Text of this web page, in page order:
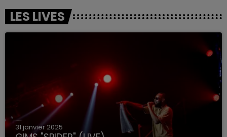
LES LIVES
31 janvier 2025